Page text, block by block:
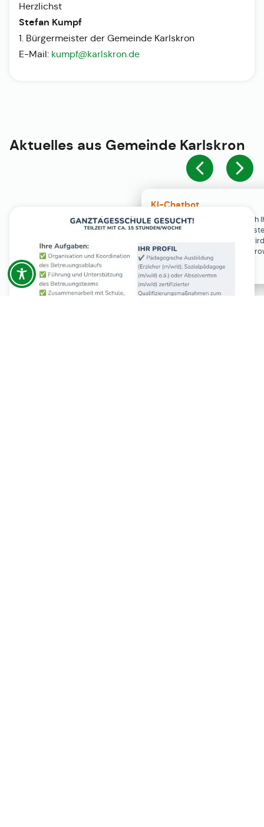
KI-Chatbot
Der KI-Chatbot steht erst nach
Einwilligung in den Cookie-
Verfügung. Der Chat-Verlauf
ausschließlich lokal in Ihrem
gespeichert.
Herzlichst
Stefan Kumpf
1. Bürgermeister der Gemeinde Karlskron
E-Mail: kumpf@karlskron.de
Aktuelles aus Gemeinde Karlskron